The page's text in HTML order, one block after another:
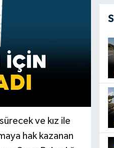
ve kız ile
hak kazanan